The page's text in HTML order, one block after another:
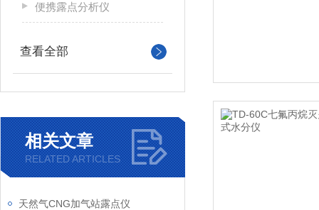
便携露点分析仪
查看全部
相关文章
RELATED ARTICLES
天然气CNG加气站露点仪